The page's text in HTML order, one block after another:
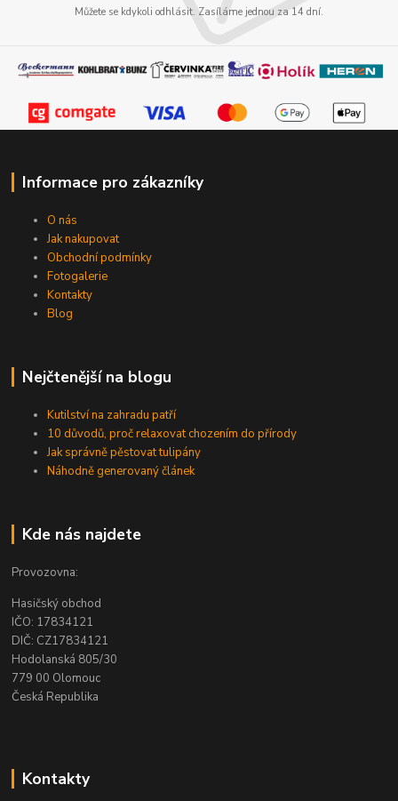
Můžete se kdykoli odhlásit. Zasíláme jednou za 14 dní.
Informace pro zákazníky
O nás
Jak nakupovat
Obchodní podmínky
Fotogalerie
Kontakty
Blog
Nejčtenější na blogu
Kutilství na zahradu patří
10 důvodů, proč relaxovat chozením do přírody
Jak správně pěstovat tulipány
Náhodně generovaný článek
Kde nás najdete
Provozovna:
Hasičský obchod
IČO: 17834121
DIČ: CZ17834121
Hodolanská 805/30
779 00 Olomouc
Česká Republika
Kontakty